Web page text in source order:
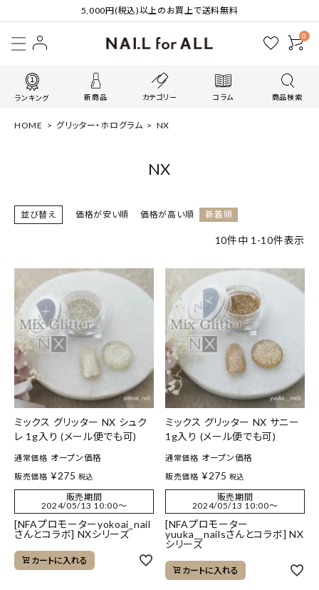
5,000円(税込)以上のお買上で送料無料
0
ランキング 新商品 カテゴリー コラム 商品検索
HOME グリッター・ホログラム NX
NX
並び替え 価格が安い順 価格が高い順 新着順
10件中 1 -10件表示
ミックス グリッター NX シュク
レ 1g入り (メール便でも可)
通常価格 オープン価格
販売価格 ¥275 税込
販売期間
2024/05/13 10:00〜
[NFAプロモーターyokoai_nail
さんとコラボ] NXシリーズ
カートに入れる
ミックス グリッター NX サニー
1g入り (メール便でも可)
通常価格 オープン価格
販売価格 ¥275 税込
販売期間
2024/05/13 10:00〜
[NFAプロモーター
yuuka__nailsさんとコラボ] NX
シリーズ
カートに入れる